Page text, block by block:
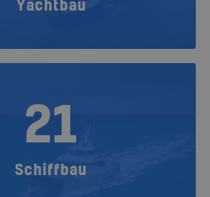
Yachtbau
21
Schiffbau